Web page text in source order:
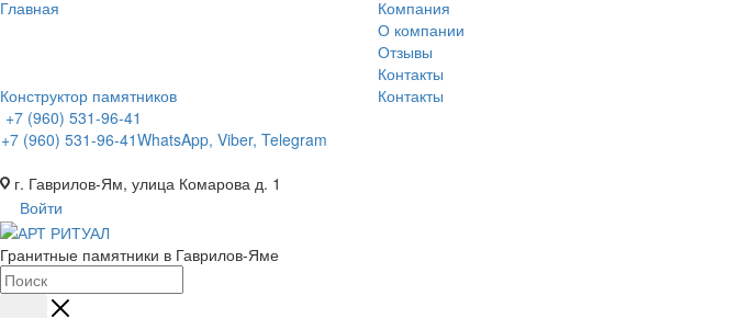
Главная
Компания
О компании
Отзывы
Контакты
Конструктор памятников
Контакты
+7 (960) 531-96-41
+7 (960) 531-96-41WhatsApp, Viber, Telegram
г. Гаврилов-Ям, улица Комарова д. 1
Войти
Гранитные памятники в Гаврилов-Яме